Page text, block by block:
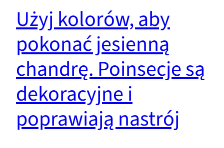
Użyj kolorów, aby
pokonać jesienną
chandrę. Poinsecje są
dekoracyjne i
poprawiają nastrój